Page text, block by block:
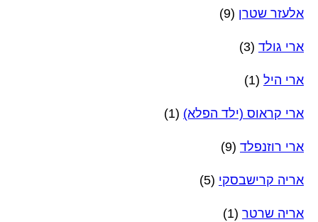
אלעזר שטרן (9)
ארי גולד (3)
ארי היל (1)
ארי קראוס (ילד הפלא) (1)
ארי רוזנפלד (9)
אריה קרישבסקי (5)
אריה שרטר (1)